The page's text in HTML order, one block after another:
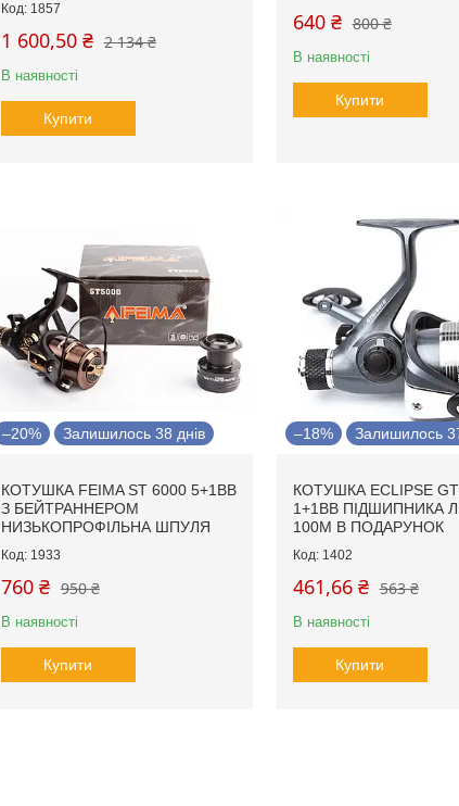
1857
2 134 ₴
1 600,50 ₴
В наявності
Купити
800 ₴
640 ₴
В наявності
Купити
–20% Залишилось 38 днів
КОТУШКА FEIMA ST 6000 5+1BB
З БЕЙТРАННЕРОМ
НИЗЬКОПРОФІЛЬНА ШПУЛЯ
1933
950 ₴
760 ₴
В наявності
Купити
–18% Залишилось
КОТУШКА ECLIPSE
1+1BB ПІДШИПНИКА
100М В ПОДАРУНОК
1402
563 ₴
461,66 ₴
В наявності
Купити